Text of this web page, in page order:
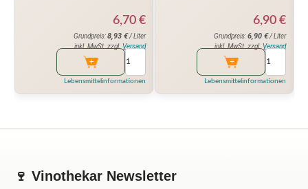
6,70 €
Grundpreis:8,93 €/ Liter
inkl. MwSt. zzgl. Versand
Lebensmittelinformationen
6,90 €
Grundpreis:6,90 €/ Liter
inkl. MwSt. zzgl. Versand
Lebensmittelinformationen
🍷 Vinothekar Newsletter